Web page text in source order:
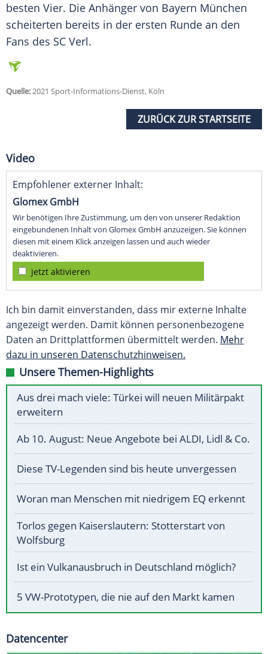
besten Vier. Die Anhänger von Bayern München
scheiterten bereits in der ersten Runde an den
Fans des SC Verl.
Quelle:2021 Sport-Informations-Dienst, Köln
ZURÜCK ZUR STARTSEITE
Video
Empfohlener externer Inhalt:
Glomex GmbH
Wir benötigen Ihre Zustimmung, um den von unserer Redaktion
eingebundenen Inhalt von Glomex GmbH anzuzeigen. Sie können
diesen mit einem Klick anzeigen lassen und auch wieder
deaktivieren.
jetzt aktivieren
Ich bin damit einverstanden, dass mir externe Inhalte
angezeigt werden. Damit können personenbezogene
Daten an Drittplattformen übermittelt werden. Mehr
dazu in unseren Datenschutzhinweisen.
Unsere Themen-Highlights
Aus drei mach viele: Türkei will neuen Militärpakt
erweitern
Ab 10. August: Neue Angebote bei ALDI, Lidl & Co.
Diese TV-Legenden sind bis heute unvergessen
Woran man Menschen mit niedrigem EQ erkennt
Torlos gegen Kaiserslautern: Stotterstart von
Wolfsburg
Ist ein Vulkanausbruch in Deutschland möglich?
5 VW-Prototypen, die nie auf den Markt kamen
Datencenter